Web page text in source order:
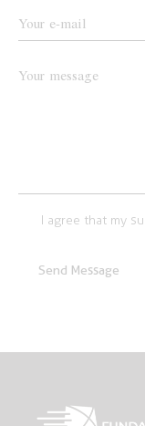
I agree that my
Send Message